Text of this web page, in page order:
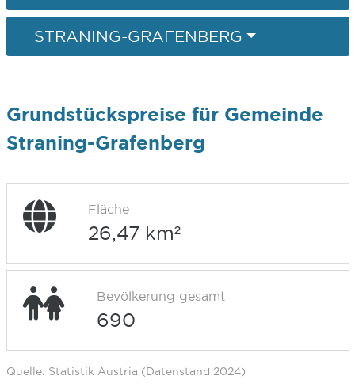
STRANING-GRAFENBERG
Grundstückspreise für Gemeinde
Straning-Grafenberg
Fläche
26,47 km²
Bevölkerung gesamt
690
Quelle: Statistik Austria (Datenstand 2024)